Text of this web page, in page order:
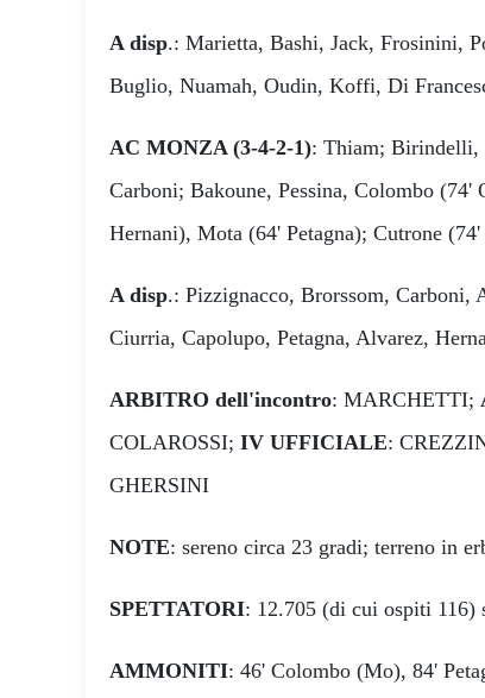
A disp.: Marietta, Bashi, Jack, Frosinini,
Buglio, Nuamah, Oudin, Koffi, Di
AC MONZA (3-4-2-1): Thiam; Birindelli,
Carboni; Bakoune, Pessina, Colombo
Hernani), Mota (64' Petagna); Cutrone (74'
A disp.: Pizzignacco, Brorssom, Carboni,
Ciurria, Capolupo, Petagna, Alvarez,
ARBITRO dell'incontro: MARCHETTI;
COLAROSSI; IV UFFICIALE:
GHERSINI
NOTE: sereno circa 23 gradi; terreno in
SPETTATORI: 12.705 (di cui ospiti 116)
AMMONITI: 46' Colombo (Mo), 84'